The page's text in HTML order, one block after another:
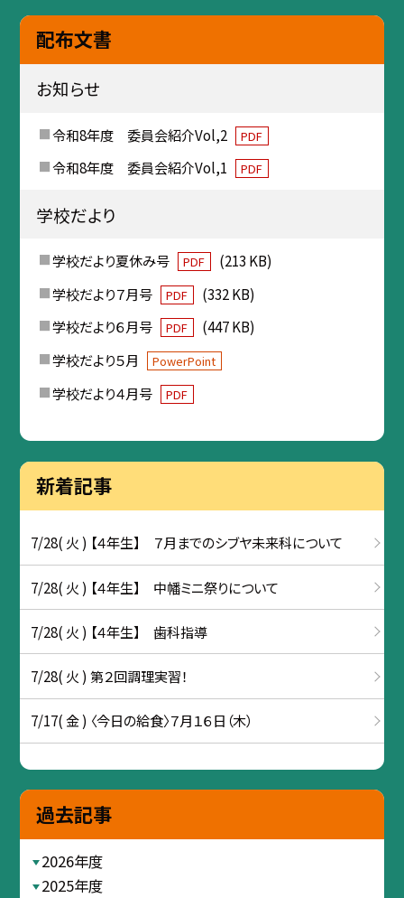
配布文書
お知らせ
令和8年度 委員会紹介Vol,2 PDF
令和8年度 委員会紹介Vol,1 PDF
学校だより
学校だより夏休み号 PDF
(213 KB)
学校だより７月号
PDF
(332 KB)
学校だより６月号
PDF
(447 KB)
学校だより５月
PowerPoint
学校だより４月号 PDF
新着記事
7/28( 火 ) 【４年生】 ７月までのシブヤ未来科について
7/28( 火 ) 【４年生】 中幡ミニ祭りについて
7/28( 火 ) 【４年生】 歯科指導
7/28( 火 ) 第２回調理実習！
7/17( 金 ) 〈今日の給食〉７月１６日（木）
過去記事
2026年度
2025年度